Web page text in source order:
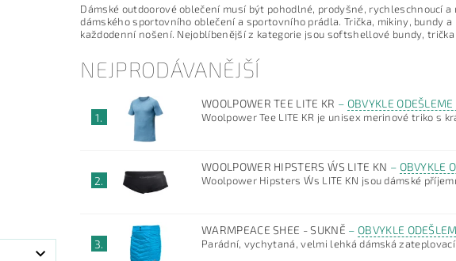
Dámské outdoorové oblečení musí být pohodlné, prodyšné, rychleschnoucí
dámského sportovního oblečení a sportovního prádla. Trička, mikiny, bundy
každodenní nošení. Nejoblíbenější z kategorie jsou softshellové bundy,
NEJPRODÁVANĚJŠÍ
1.
WOOLPOWER TEE LITE KR – OBVYKLE
Woolpower Tee LITE KR je unisex merinové triko s
2.
WOOLPOWER HIPSTERS W´S LITE KN – OBVYKLE
Woolpower Hipsters W´s LITE KN jsou dámské
3.
WARMPEACE SHEE - SUKNĚ – OBVYKLE
Parádní, vychytaná, velmi lehká dámská zateplovací